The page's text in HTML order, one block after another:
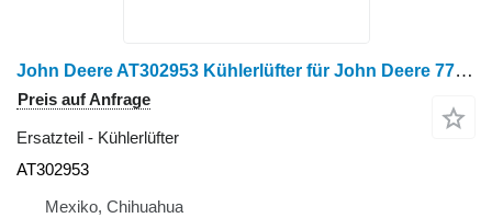
John Deere AT302953 Kühlerlüfter für John Deere 770D Harvester
Preis auf Anfrage
Ersatzteil - Kühlerlüfter
AT302953
Mexiko, Chihuahua